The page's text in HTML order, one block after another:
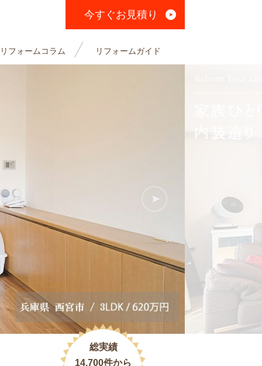
今すぐお見積り
リフォームコラム リフォームガイド
総実績
14,700件から